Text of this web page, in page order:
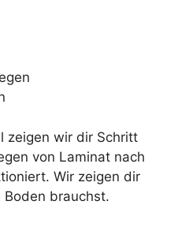
zeigen wir dir Schritt
von Laminat nach
Wir zeigen dir
brauchst.